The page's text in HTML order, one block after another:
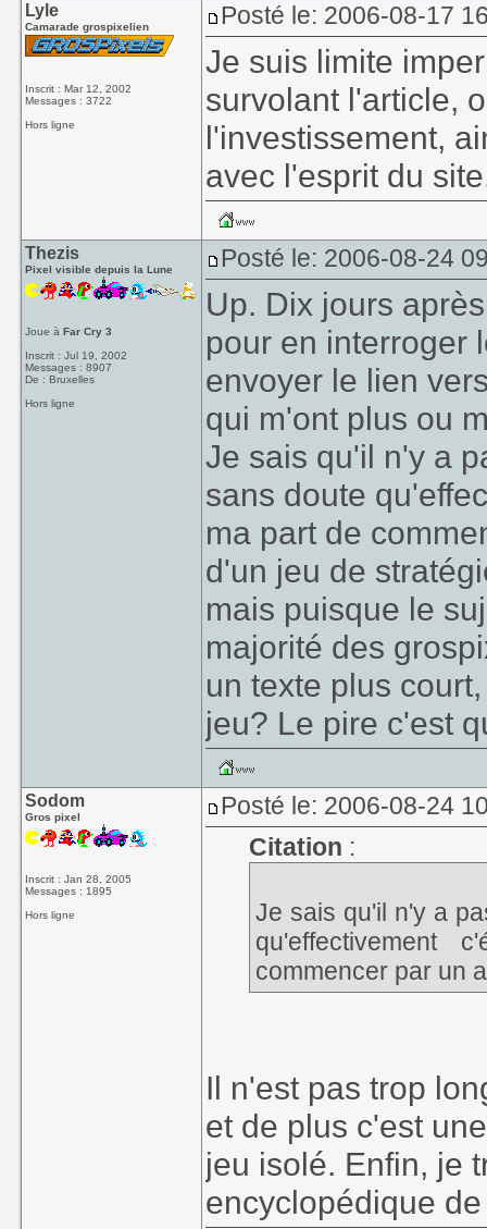
Lyle
Camarade grospixelien
Inscrit : Mar 12, 2002
Messages : 3722
Hors ligne
Posté le: 2006-08-17
Je suis limite
survolant l'article,
l'investissement,
avec l'esprit du
Thezis
Pixel visible depuis la Lune
Joue àFar Cry 3
Inscrit : Jul 19, 2002
Messages : 8907
De : Bruxelles
Hors ligne
Posté le: 2006-08-24
Up. Dix jours
pour en interroger
envoyer le lien
qui m'ont plus ou
Je sais qu'il n'y a
sans doute
ma part de
d'un jeu de
mais puisque le
majorité des
un texte plus
jeu? Le pire c'est
Sodom
Gros pixel
Inscrit : Jan 28, 2005
Messages : 1895
Hors ligne
Posté le: 2006-08-24
Citation :
Je sais qu'il n'y a
commencer par un
Il n'est pas trop
et de plus c'est
jeu isolé. Enfin, je
encyclopédique